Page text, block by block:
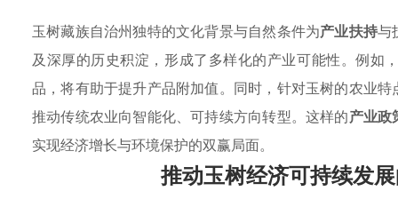
玉树藏族自治州独特的文化背景与自然条件为产业扶持与
及深厚的历史积淀，形成了多样化的产业可能性。例如
品，将有助于提升产品附加值。同时，针对玉树的农业特
推动传统农业向智能化、可持续方向转型。这样的产业政
实现经济增长与环境保护的双赢局面。
推动玉树经济可持续发